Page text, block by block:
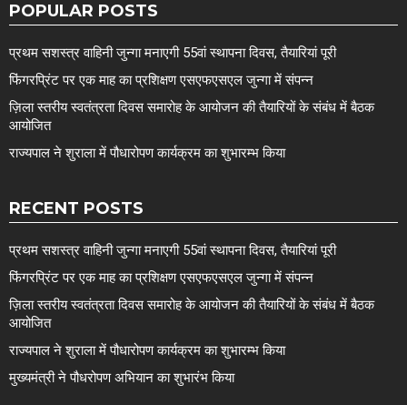
POPULAR POSTS
प्रथम सशस्त्र वाहिनी जुन्गा मनाएगी 55वां स्थापना दिवस, तैयारियां पूरी
फिंगरप्रिंट पर एक माह का प्रशिक्षण एसएफएसएल जुन्गा में संपन्न
ज़िला स्तरीय स्वतंत्रता दिवस समारोह के आयोजन की तैयारियों के संबंध में बैठक
आयोजित
राज्यपाल ने शुराला में पौधारोपण कार्यक्रम का शुभारम्भ किया
RECENT POSTS
प्रथम सशस्त्र वाहिनी जुन्गा मनाएगी 55वां स्थापना दिवस, तैयारियां पूरी
फिंगरप्रिंट पर एक माह का प्रशिक्षण एसएफएसएल जुन्गा में संपन्न
ज़िला स्तरीय स्वतंत्रता दिवस समारोह के आयोजन की तैयारियों के संबंध में बैठक
आयोजित
राज्यपाल ने शुराला में पौधारोपण कार्यक्रम का शुभारम्भ किया
मुख्यमंत्री ने पौधरोपण अभियान का शुभारंभ किया